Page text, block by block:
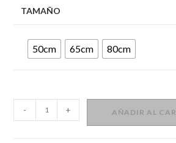
TAMAÑO
50cm 65cm 80cm
Mono
- + AÑADIR AL